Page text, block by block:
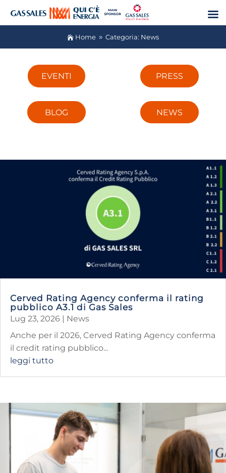
 Home 9 Categoria: News
EVENTI
BLOG
PRESS
NEWS
Cerved Rating Agency conferma il rating
pubblico A3.1 di Gas Sales
Lug 23, 2026 | News
​Anche per il 2026, Cerved Rating Agency conferma
il credit rating pubblico...
leggi tutto